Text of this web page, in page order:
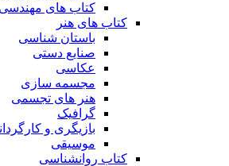
کتاب های
کتاب های هنر
باستان شناسی
صنایع دستی
عکاسی
مجسمه سازی
هنر های تجسمی
گرافیک
بازیگری و
موسیقی
کتاب روانشناسی